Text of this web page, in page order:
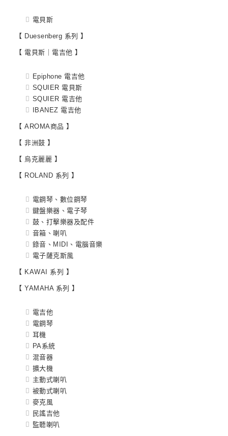
電貝斯
【 Duesenberg 系列 】
【 電貝斯｜電吉他 】
Epiphone 電吉他
SQUIER 電貝斯
SQUIER 電吉他
IBANEZ 電吉他
【 AROMA商品 】
【 非洲鼓 】
【 烏克麗麗 】
【 ROLAND 系列 】
電鋼琴、數位鋼琴
鍵盤樂器、電子琴
鼓、打擊樂器及配件
音箱、喇叭
錄音、MIDI、電腦音樂
電子薩克斯風
【 KAWAI 系列 】
【 YAMAHA 系列 】
電吉他
電鋼琴
耳機
PA系統
混音器
擴大機
主動式喇叭
被動式喇叭
麥克風
民謠吉他
監聽喇叭